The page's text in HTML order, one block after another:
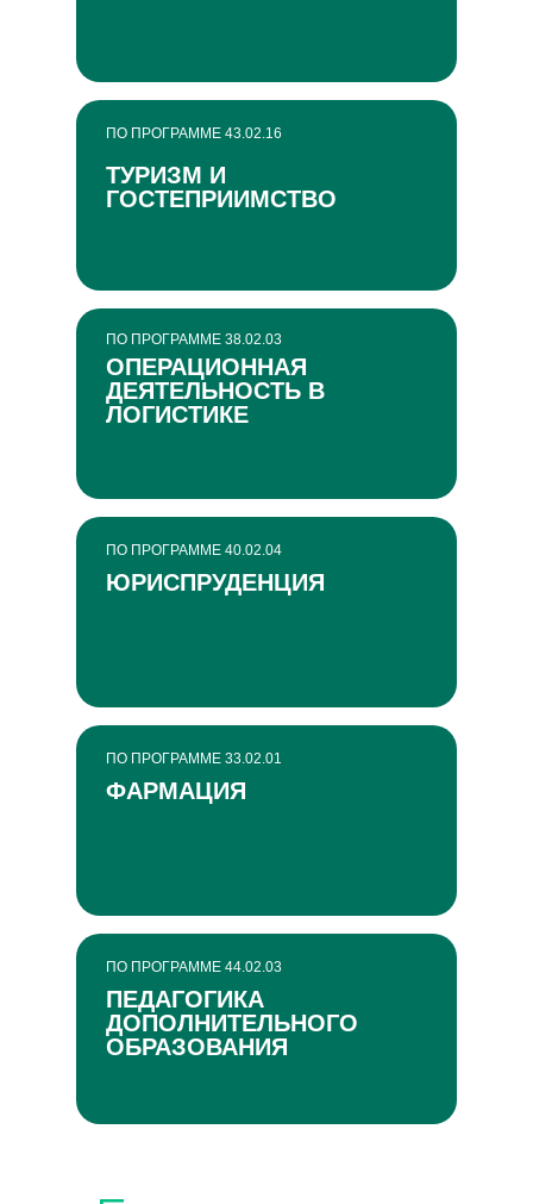
ПО ПРОГРАММЕ 40.02.04
ЮРИСПРУДЕНЦИЯ
ПО ПРОГРАММЕ 33.02.01
ФАРМАЦИЯ
ПО ПРОГРАММЕ 44.02.03
ПЕДАГОГИКА
ДОПОЛНИТЕЛЬНОГО
ОБРАЗОВАНИЯ
ПО ПРОГРАММЕ 38.02.03
ОПЕРАЦИОННАЯ
ДЕЯТЕЛЬНОСТЬ В
ЛОГИСТИКЕ
ПО ПРОГРАММЕ 43.02.16
ТУРИЗМ И
ГОСТЕПРИИМСТВО